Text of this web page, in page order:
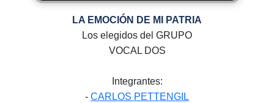
LA EMOCIÓN DE MI PATRIA
Los elegidos del GRUPO
VOCAL DOS
Integrantes:
- CARLOS PETTENGIL